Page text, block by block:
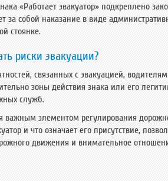
«Работает эвакуатор» подкреплено
за собой наказание в виде
стоянке.
риски эвакуации?
связанных с эвакуацией,
зоны действия знака или его
служб.
важным элементом регулирования
и что означает его присутствие,
движения и внимательное